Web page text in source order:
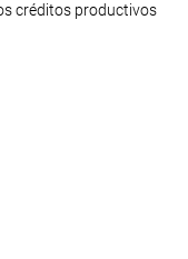
créditos productivos